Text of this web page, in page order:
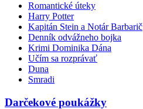
Romantické úteky
Harry Potter
Kapitán Stein a Notár Barbarič
Denník odvážneho bojka
Krimi Dominika Dána
Učím sa rozprávať
Duna
Smradi
Darčekové poukážky